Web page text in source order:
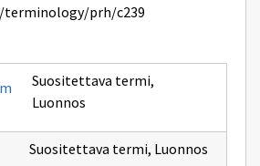
prh/c239
Suositettava termi,
Luonnos
Suositettava termi, Luonnos